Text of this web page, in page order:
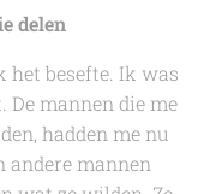
delen
het besefte. Ik was
De mannen die me
hadden me nu
andere mannen